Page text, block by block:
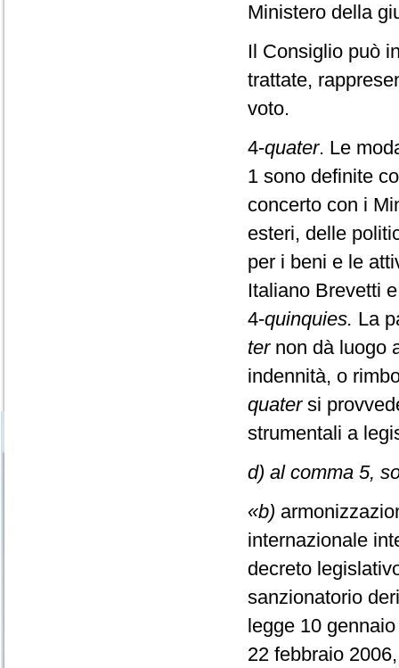
Ministero della
Il Consiglio può
trattate,
voto.
4-quater. Le
1 sono definite
concerto con i
esteri, delle
per i beni e le
Italiano Brevetti
4-quinquies. La
ternon dà luogo
indennità, o
quatersi
strumentali a
d) al comma 5,
«b)
internazionale
decreto
sanzionatorio
legge 10
22 febbraio